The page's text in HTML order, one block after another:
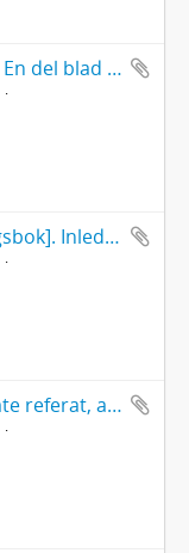
Kassabok 18 maj 1900. En del blad i början utskurna.
[Kassa- och anteckningsbok]. Inledning: "Hade med mig på resan 15 juni [1902] till Båstad-Norge... ".
Lästa böcker 1903 (jämte referat, avskrifter, klipp m. m.).